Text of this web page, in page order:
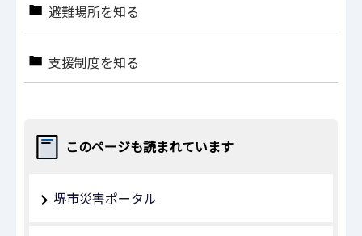
避難場所を知る
支援制度を知る
このページも読まれています
堺市災害ポータル